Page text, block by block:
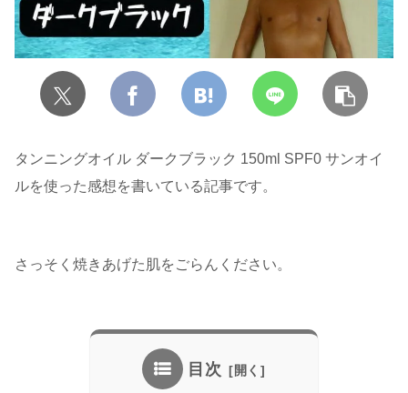
タンニングオイル ダークブラック 150ml SPF0 サンオイ
ルを使った感想を書いている記事です。
さっそく焼きあげた肌をごらんください。
目次